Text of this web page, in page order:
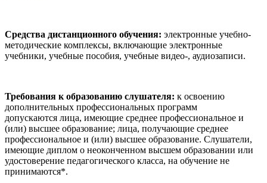
Средства дистанционного обучения: электронные учебно-
методические комплексы, включающие электронные
учебники, учебные пособия, учебные видео-, аудиозаписи.
Требования к образованию слушателя: к освоению
дополнительных профессиональных программ
допускаются лица, имеющие среднее профессиональное и
(или) высшее образование; лица, получающие среднее
профессиональное и (или) высшее образование. Слушатели,
имеющие диплом о неоконченном высшем образовании или
удостоверение педагогического класса, на обучение не
принимаются*.